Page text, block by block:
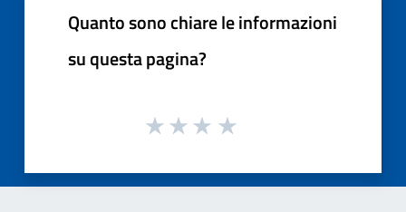
Quanto sono chiare le informazioni
su questa pagina?